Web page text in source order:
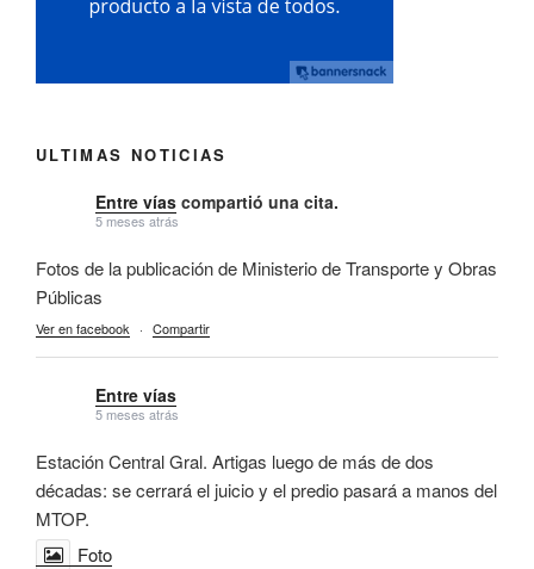
ULTIMAS NOTICIAS
Entre vías compartió una cita.
5 meses atrás
Fotos de la publicación de Ministerio de Transporte y Obras
Públicas
Ver en facebook · Compartir
Entre vías
5 meses atrás
Estación Central Gral. Artigas luego de más de dos
décadas: se cerrará el juicio y el predio pasará a manos del
MTOP.
Foto